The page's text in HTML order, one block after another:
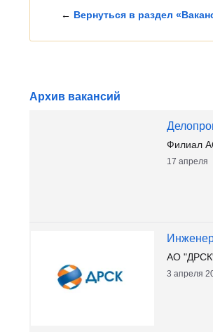
← Вернуться в раздел
Архив вакансий
Филиал
17 апреля
АО "ДРСК"
3 апреля